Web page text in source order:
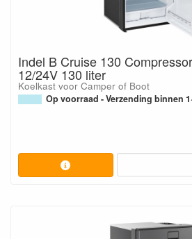
Indel B Cruise 130
12/24V 130 liter
Koelkast voor Camper of Boot
Op voorraad - Verzending binnen